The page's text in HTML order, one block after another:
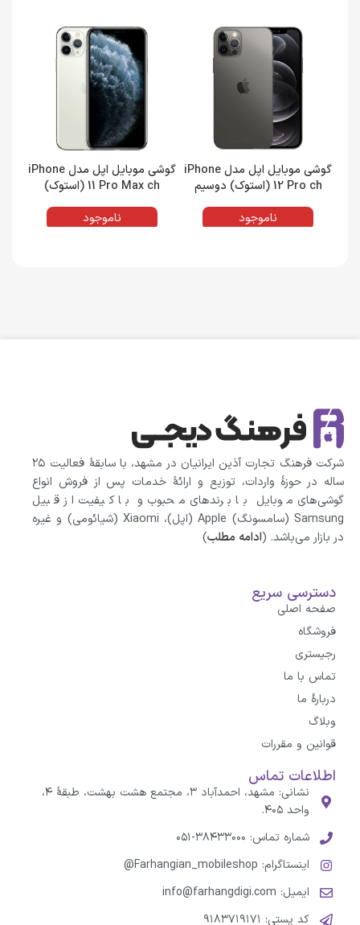
گوشی موبایل اپل مدل iPhone
12 Pro ch (استوک) دوسیم
ناموجود
گوشی موبایل اپل مدل iPhone
11 Pro Max ch (استوک)
گیگابایت و رم 4 گیگابایت | پکناموجود
شرکت فرهنگ تجارت آذین ایرانیان در مشهد، با سابقهٔ فعالیت ۲۵
ساله در حوزهٔ واردات، توزیع و ارائهٔ خدمات پس از فروش انواع
گوشی‌های موبایل با برندهای محبوب و با کیفیت از قبیل
Samsung (سامسونگ) Apple (اپل)، Xiaomi (شیائومی)‌ و غیره
در بازار می‌باشد. (ادامه مطلب)
دسترسی سریع
صفحه اصلی
فروشگاه
رجیستری
تماس با ما
درباره‌ٔ ما
وبلاگ
قوانین و مقررات
اطلاعات تماس
نشانی: مشهد، احمدآباد ۳، مجتمع هشت بهشت، طبقهٔ ۴،
واحد ۴۰۵.
شماره تماس: ۳۸۴۳۳۰۰۰-۰۵۱
اینستاگرام: Farhangian_mobileshop@
ایمیل: info@farhangdigi.com
کد پستی: ۹۱۸۳۷۱۹۱۷۱